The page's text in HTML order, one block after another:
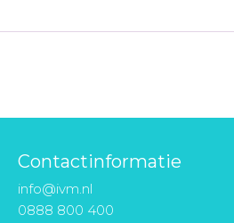
Contactinformatie
info@ivm.nl
0888 800 400